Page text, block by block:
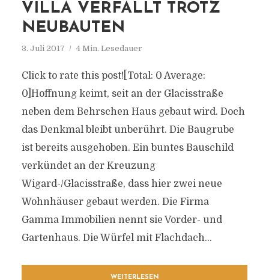
VILLA VERFÄLLT TROTZ
NEUBAUTEN
3. Juli 2017 4 Min. Lesedauer
Click to rate this post![Total: 0 Average:
0]Hoffnung keimt, seit an der Glacisstraße
neben dem Behrschen Haus gebaut wird. Doch
das Denkmal bleibt unberührt. Die Baugrube
ist bereits ausgehoben. Ein buntes Bauschild
verkündet an der Kreuzung
Wigard-/Glacisstraße, dass hier zwei neue
Wohnhäuser gebaut werden. Die Firma
Gamma Immobilien nennt sie Vorder- und
Gartenhaus. Die Würfel mit Flachdach...
WEITERLESEN